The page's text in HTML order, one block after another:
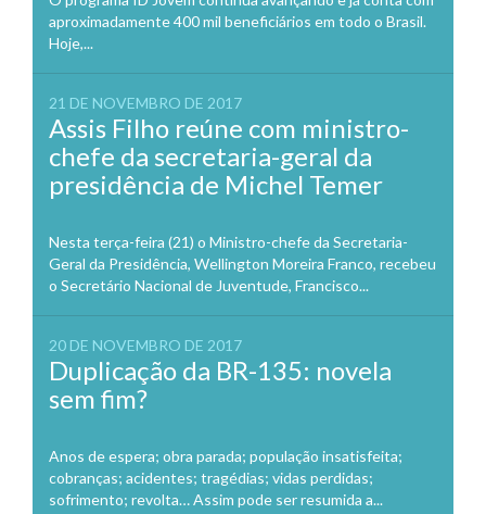
aproximadamente 400 mil beneficiários em todo o Brasil.
Hoje,...
21 DE NOVEMBRO DE 2017
Assis Filho reúne com ministro-
chefe da secretaria-geral da
presidência de Michel Temer
Nesta terça-feira (21) o Ministro-chefe da Secretaria-
Geral da Presidência, Wellington Moreira Franco, recebeu
o Secretário Nacional de Juventude, Francisco...
20 DE NOVEMBRO DE 2017
Duplicação da BR-135: novela
sem fim?
Anos de espera; obra parada; população insatisfeita;
cobranças; acidentes; tragédias; vidas perdidas;
sofrimento; revolta… Assim pode ser resumida a...